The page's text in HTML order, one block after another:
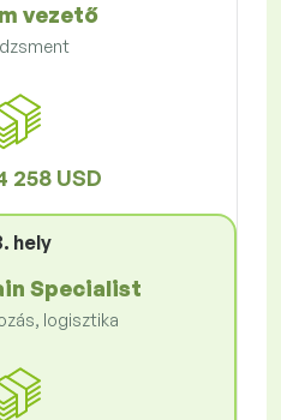
vezető
258 USD
hely
Specialist
logisztika